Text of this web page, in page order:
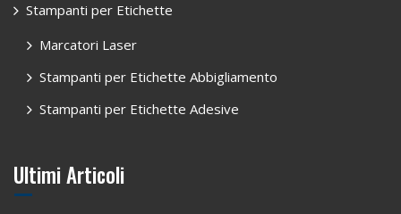
Stampanti per Etichette
Marcatori Laser
Stampanti per Etichette Abbigliamento
Stampanti per Etichette Adesive
Ultimi Articoli